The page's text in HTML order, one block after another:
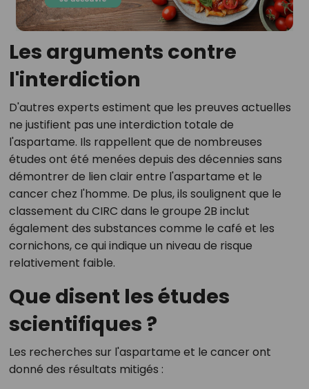
Les arguments contre
l'interdiction
D'autres experts estiment que les preuves actuelles
ne justifient pas une interdiction totale de
l'aspartame. Ils rappellent que de nombreuses
études ont été menées depuis des décennies sans
démontrer de lien clair entre l'aspartame et le
cancer chez l'homme. De plus, ils soulignent que le
classement du CIRC dans le groupe 2B inclut
également des substances comme le café et les
cornichons, ce qui indique un niveau de risque
relativement faible.
Que disent les études
scientifiques ?
Les recherches sur l'aspartame et le cancer ont
donné des résultats mitigés :